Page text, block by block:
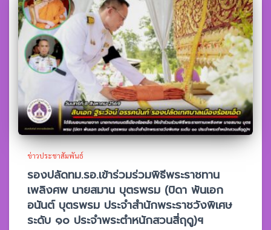
ข่าวประชาสัมพันธ์
รองปลัดทม.รอ.เข้าร่วมร่วมพิธีพระราชทาน
เพลิงศพ นายสมาน บุตรพรม (บิดา พันเอก
อนันต์ บุตรพรม ประจำสำนักพระราชวังพิเศษ
ระดับ ๑๐ ประจำพระตำหนักสวนสี่ฤดู)ฯ